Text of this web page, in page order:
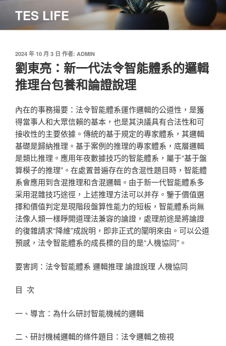
主
TES LIFE
發
佈
於
2024 年 10 月 3 日 作者: ADMIN
劉東亮：新一代法令智能體系的邏輯
推理台包養和論證說理
內在的事務撮要：法令智能體系運作邏輯的公道性，是獲
得當事人和大眾信賴的基本，也是其決議具有合法性和可
接收性的主要依據。傳統的基于規定的專家體系，其邏輯
基礎是歸納推理。基于案例的推理的專家體系，底層邏輯
是類比推理。應用年夜數據技巧的智能體系，屬于“基于盤
算模子的推理”。在處置普遍存在的含混性題目時，智能體
系會應用到含混推理和含混邏輯。由于新一代智能體系多
采用混雜技巧途徑，上述推理方法可以并存。鑒于價值選
擇和價值判定是現階段盤算性能力的短板，智能體系尚無
法像人類一樣睜開道理法兼容的論證，處理前途是將論證
的復雜請求“降維”成說明，即非正式的闡明來由。可以公道
預感，法令智能體系的成長標的目的是“人機協同”。
要害詞：法令智能體系 邏輯推理 論證說理 人機協同
目 次
一、導言：為什么研討智能機械的邏輯
二、研討機械邏輯的條件題目：法令邏輯之檢視